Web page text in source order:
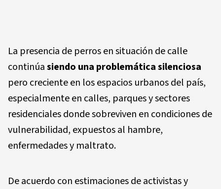
La presencia de perros en situación de calle
continúasiendo una problemática silenciosa
pero creciente en los espacios urbanos del país,
especialmente en calles, parques y sectores
residenciales donde sobreviven en condiciones de
vulnerabilidad, expuestos al hambre,
enfermedades y maltrato.
De acuerdo con estimaciones de activistas y